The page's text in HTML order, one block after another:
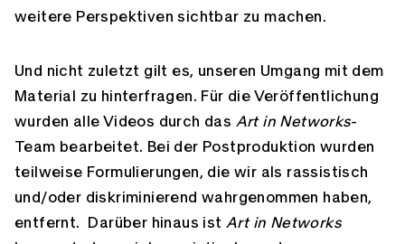
weitere Perspektiven sichtbar zu machen.
Und nicht zuletzt gilt es, unseren Umgang mit dem
Material zu hinterfragen. Für die Veröffentlichung
wurden alle Videos durch das Art in Networks-
Team bearbeitet. Bei der Postproduktion wurden
teilweise Formulierungen, die wir als rassistisch
und/oder diskriminierend wahrgenommen haben,
entfernt. Darüber hinaus ist Art in Networks